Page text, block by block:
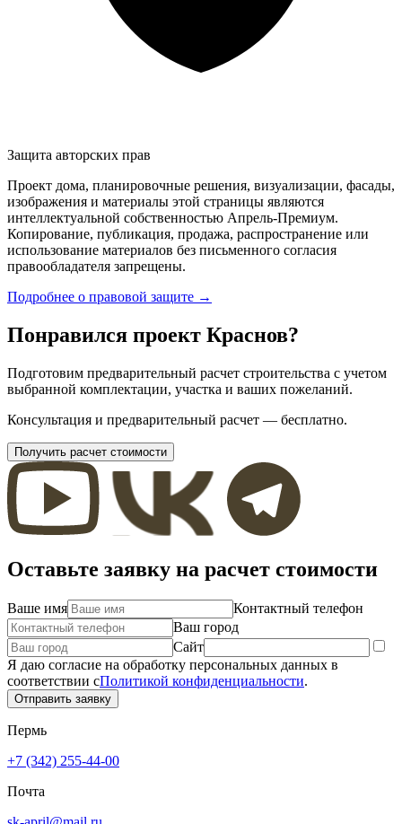
Защита авторских прав
Проект дома, планировочные решения, визуализации, фасады,
изображения и материалы этой страницы являются
интеллектуальной собственностью Апрель-Премиум.
Копирование, публикация, продажа, распространение или
использование материалов без письменного согласия
правообладателя запрещены.
Подробнее о правовой защите →
Понравился проект Краснов?
Подготовим предварительный расчет строительства с учетом
выбранной комплектации, участка и ваших пожеланий.
Консультация и предварительный расчет — бесплатно.
Получить расчет стоимости
Оставьте заявку на расчет стоимости
Ваше имя
Контактный телефон
Ваш город
Сайт
Я даю согласие на обработку персональных данных в
соответствии сПолитикой конфиденциальности.
Отправить заявку
Пермь
+7 (342) 255-44-00
Почта